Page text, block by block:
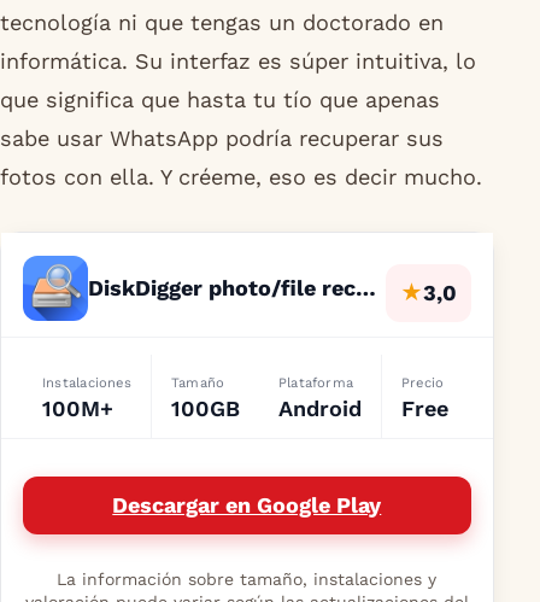
tecnología ni que tengas un doctorado en
informática. Su interfaz es súper intuitiva, lo
que significa que hasta tu tío que apenas
sabe usar WhatsApp podría recuperar sus
fotos con ella. Y créeme, eso es decir mucho.
DiskDigger photo/file recovery ★3,0
Instalaciones
100M+
Tamaño
100GB
Plataforma
Android
Precio
Free
Descargar en Google Play
La información sobre tamaño, instalaciones y